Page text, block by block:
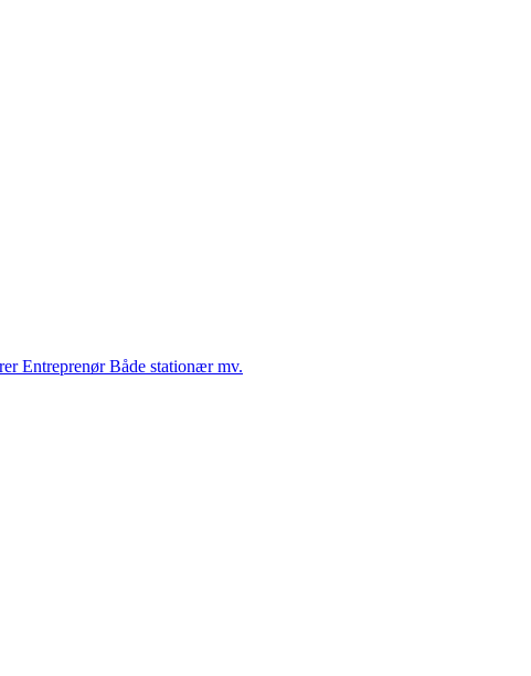
Entreprenør Både stationær mv.